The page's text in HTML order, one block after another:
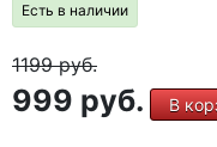
Есть в наличии
1199руб.
999 руб. В